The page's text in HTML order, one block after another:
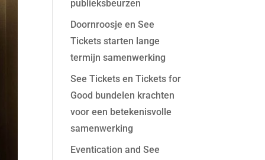
publieksbeurzen
Doornroosje en See
Tickets starten lange
termijn samenwerking
See Tickets en Tickets for
Good bundelen krachten
voor een betekenisvolle
samenwerking
Eventication and See